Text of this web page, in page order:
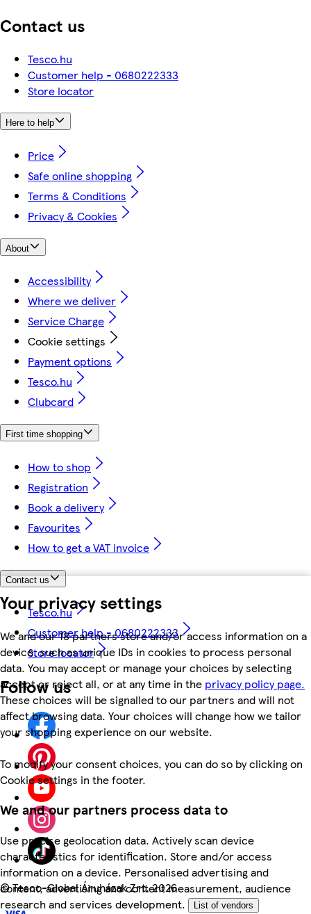
Your privacy settings
We and our 18 partners store and/or access information on a
device, such as unique IDs in cookies to process personal
data. You may accept or manage your choices by selecting
accept or reject all, or at any time in the privacy policy page.
These choices will be signalled to our partners and will not
affect browsing data. Your choices will change how we tailor
your shopping experience on our website.
To modify your consent choices, you can do so by clicking on
Cookie settings in the footer.
We and our partners process data to
Use precise geolocation data. Actively scan device
characteristics for identification. Store and/or access
information on a device. Personalised advertising and
content, advertising and content measurement, audience
research and services development.
List of vendors
Contact us
Tesco.hu
Customer help - 0680222333
Store locator
Here to help
Price
Safe online shopping
Terms & Conditions
Privacy & Cookies
About
Accessibility
Where we deliver
Service Charge
Cookie settings
Payment options
Tesco.hu
Clubcard
First time shopping
How to shop
Registration
Book a delivery
Favourites
How to get a VAT invoice
Contact us
Tesco.hu
Customer help - 0680222333
Store locator
Follow us
©Tesco-Global Áruházak Zrt. 2026